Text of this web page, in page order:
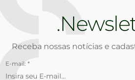
Receba nossas notícias e
E-mail: *